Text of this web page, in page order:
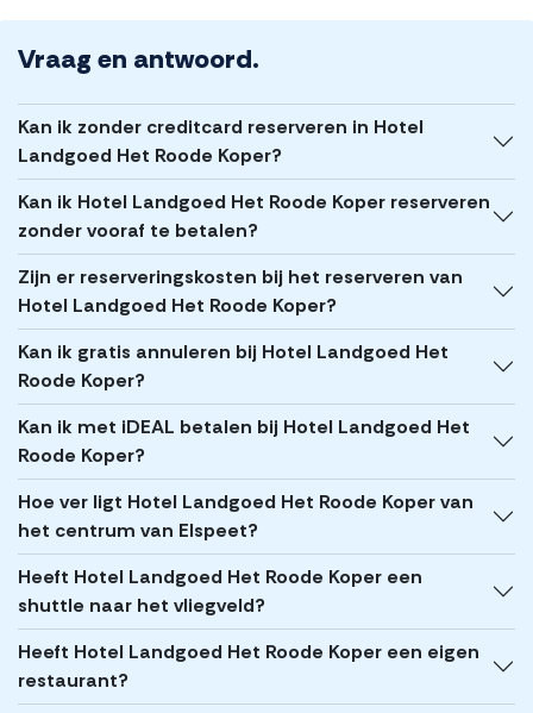
Vraag en antwoord.
Kan ik zonder creditcard reserveren in Hotel
Landgoed Het Roode Koper?
Kan ik Hotel Landgoed Het Roode Koper reserveren
zonder vooraf te betalen?
Zijn er reserveringskosten bij het reserveren van
Hotel Landgoed Het Roode Koper?
Kan ik gratis annuleren bij Hotel Landgoed Het
Roode Koper?
Kan ik met iDEAL betalen bij Hotel Landgoed Het
Roode Koper?
Hoe ver ligt Hotel Landgoed Het Roode Koper van
het centrum van Elspeet?
Heeft Hotel Landgoed Het Roode Koper een
shuttle naar het vliegveld?
Heeft Hotel Landgoed Het Roode Koper een eigen
restaurant?